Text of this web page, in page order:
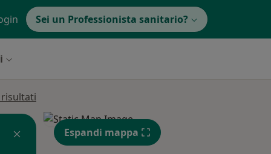
Sei un Professionista sanitario?
Espandi mappa